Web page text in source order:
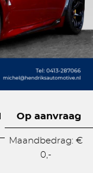
Op aanvraag
Maandbedrag: €
0,-